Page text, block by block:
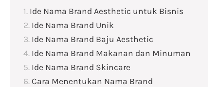
Ide Nama Brand Aesthetic untuk Bisnis
Ide Nama Brand Unik
Ide Nama Brand Baju Aesthetic
Ide Nama Brand Makanan dan Minuman
Ide Nama Brand Skincare
Cara Menentukan Nama Brand